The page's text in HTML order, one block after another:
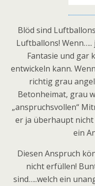
Blöd sind
Luftballons!
Fantasie und gar
entwickeln kann.
richtig grau
Betonheimat, grau
„anspruchsvollen“
er ja überhaupt nicht
ein
Diesen Anspruch
nicht erfüllen!
sind…..welch ein